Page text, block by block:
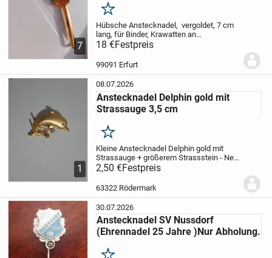
7
Merken
Hübsche Anstecknadel, vergoldet, 7 cm
lang, für Binder, Krawatten an
herrenanzug, an selbstabholer oder 2,65€
versicherter versand zzgl.
18 €Festpreis
99091 Erfurt
1
08.07.2026
Anstecknadel Delphin gold mit
Strassauge 3,5 cm
Merken
Kleine Anstecknadel Delphin gold mit
Strassauge + größerem Strassstein - Neu
- nicht getragenKunststoff
Bitte schauen Sie auch auf meine
anderen Angebote
2,50 €Festpreis
63322 Rödermark
30.07.2026
Anstecknadel SV Nussdorf
(Ehrennadel 25 Jahre )Nur Abholung.